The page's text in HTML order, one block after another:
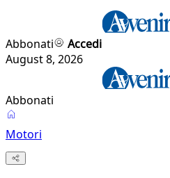
Abbonati
Accedi
August 8, 2026
Abbonati
Motori